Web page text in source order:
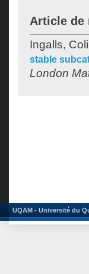
Article de
Ingalls,
stable
London
UQAM - Université du